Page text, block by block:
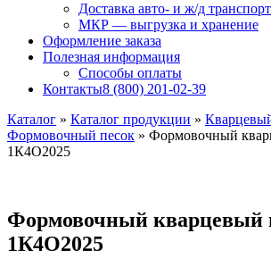
Доставка авто- и ж/д
МКР — выгрузка и хранение
Оформление заказа
Полезная информация
Способы оплаты
Контакты8 (800) 201-02-39
Каталог » Каталог продукции »
Формовочный песок » Формовочный
1К4О2025
Формовочный кварцевый
1К4О2025